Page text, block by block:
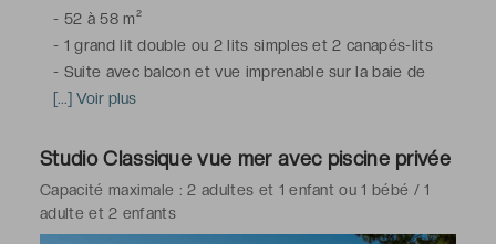
- 52 à 58 m²
- 1 grand lit double ou 2 lits simples et 2 canapés-lits
- Suite avec balcon et vue imprenable sur la baie de
Mirabello, avec 1 chambre et un salon séparé,
satellite, minibar (avec supplément), machine à café
Wi-Fi
-Salle de bains avec douche à l'italienne et baignoire,
[...] Voir plus
Studio Classique vue mer avec piscine privée
Capacité maximale : 2 adultes et 1 enfant ou 1 bébé / 1
adulte et 2 enfants